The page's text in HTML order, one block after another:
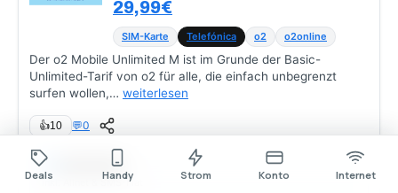
29,99€
SIM-Karte Telefónica o2 o2online
Der o2 Mobile Unlimited M ist im Grunde der Basic-
Unlimited-Tarif von o2 für alle, die einfach unbegrenzt
surfen wollen,… weiterlesen
👍10 💬0
Telefónica
inkl. Allnet & SMS-Flat
Deals Handy Strom Konto Internet